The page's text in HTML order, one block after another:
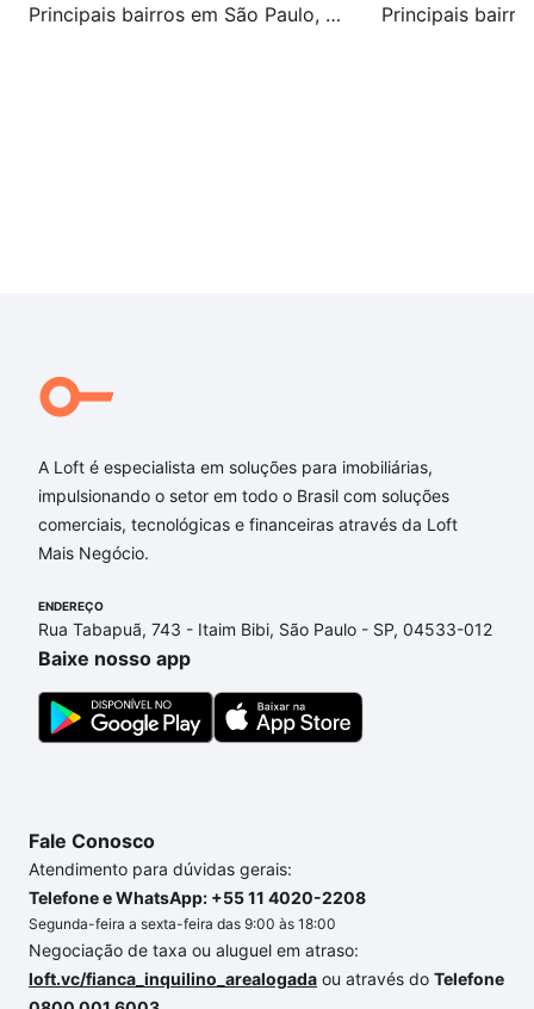
Principais bairros em São Paulo, SP
A Loft é especialista em soluções para imobiliárias,
impulsionando o setor em todo o Brasil com soluções
comerciais, tecnológicas e financeiras através da Loft
Mais Negócio.
ENDEREÇO
Rua Tabapuã, 743 - Itaim Bibi, São Paulo - SP, 04533-012
Baixe nosso app
Fale Conosco
Atendimento para dúvidas gerais:
Telefone e WhatsApp: +55 11 4020-2208
Segunda-feira a sexta-feira das 9:00 às 18:00
Negociação de taxa ou aluguel em atraso:
loft.vc/fianca_inquilino_arealogada ou através do Telefone